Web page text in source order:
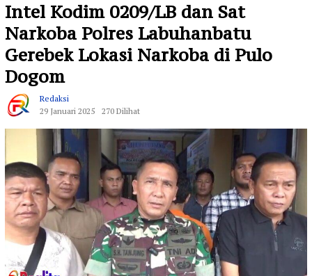
Intel Kodim 0209/LB dan Sat
Narkoba Polres Labuhanbatu
Gerebek Lokasi Narkoba di Pulo
Dogom
Redaksi
29 Januari 2025
270 Dilihat